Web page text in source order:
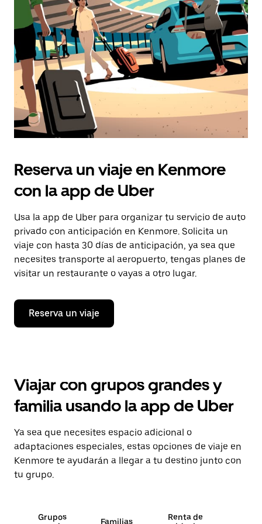
tecla Esc
para
cerrar
el
calendario.
Reserva un viaje en Kenmore
con la app de Uber
Usa la app de Uber para organizar tu servicio de auto
privado con anticipación en Kenmore. Solicita un
viaje con hasta 30 días de anticipación, ya sea que
necesites transporte al aeropuerto, tengas planes de
visitar un restaurante o vayas a otro lugar.
Reserva un viaje
Viajar con grupos grandes y
familia usando la app de Uber
Ya sea que necesites espacio adicional o
adaptaciones especiales, estas opciones de viaje en
Kenmore te ayudarán a llegar a tu destino junto con
tu grupo.
Grupos
Familias
Renta de